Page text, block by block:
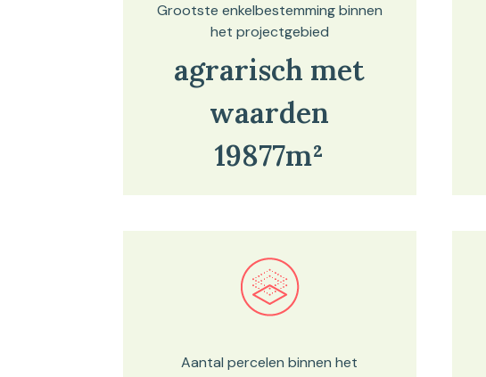
Grootste enkelbestemming binnen
het projectgebied
agrarisch met
waarden
19877m²
Bekijk in onze kaartviewer
Aantal percelen binnen het